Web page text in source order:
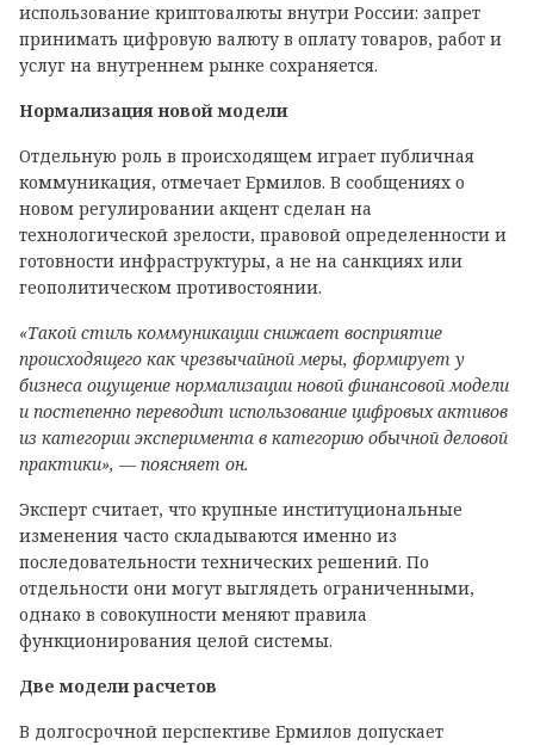
использование криптовалюты внутри России: запрет
принимать цифровую валюту в оплату товаров, работ и
услуг на внутреннем рынке сохраняется.
Нормализация новой модели
Отдельную роль в происходящем играет публичная
коммуникация, отмечает Ермилов. В сообщениях о
новом регулировании акцент сделан на
технологической зрелости, правовой определенности и
готовности инфраструктуры, а не на санкциях или
геополитическом противостоянии.
«Такой стиль коммуникации снижает восприятие
происходящего как чрезвычайной меры, формирует у
бизнеса ощущение нормализации новой финансовой модели
и постепенно переводит использование цифровых активов
из категории эксперимента в категорию обычной деловой
практики», — поясняет он.
Эксперт считает, что крупные институциональные
изменения часто складываются именно из
последовательности технических решений. По
отдельности они могут выглядеть ограниченными,
однако в совокупности меняют правила
функционирования целой системы.
Две модели расчетов
В долгосрочной перспективе Ермилов допускает